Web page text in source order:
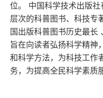
第五部分 民主制度下
第十二章 学校与教师
第十三章 生活调整之路
位。 中国科学技术出版
层次的科普图书、科技专
国出版科普图书历史最长
旨在向读者弘扬科学精神
和科学方法，为科技工作
务，为提高全民科学素质